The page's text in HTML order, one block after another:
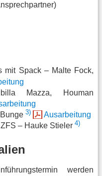
mit Spack – Malte Fock,
Mazza, Houman
3)
Ausarbeitung
– Hauke Stieler 4)
werden